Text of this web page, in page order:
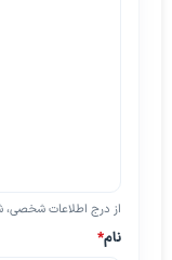
از درج اطلاعات شخصی،
نام*